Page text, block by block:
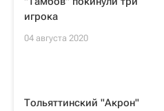
игрока
04 августа 2020
Тольяттинский "Акрон"